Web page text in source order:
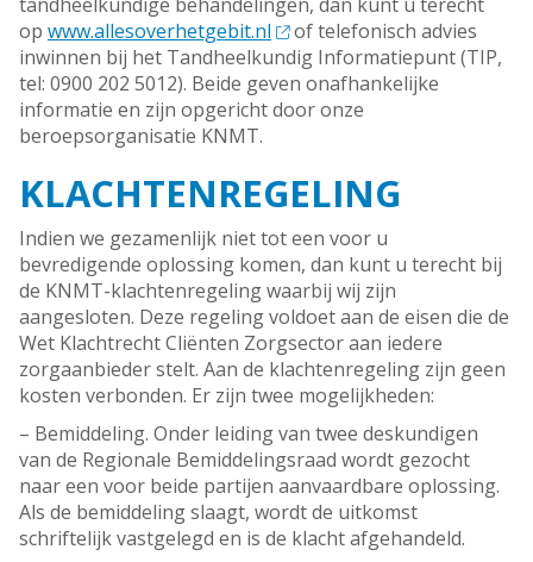
op www.allesoverhetgebit.nl
of telefonisch advies
inwinnen bij het Tandheelkundig Informatiepunt (TIP,
tel: 0900 202 5012). Beide geven onafhankelijke
informatie en zijn opgericht door onze
beroepsorganisatie KNMT.
KLACHTENREGELING
Indien we gezamenlijk niet tot een voor u
bevredigende oplossing komen, dan kunt u terecht bij
de KNMT-klachtenregeling waarbij wij zijn
aangesloten. Deze regeling voldoet aan de eisen die de
Wet Klachtrecht Cliënten Zorgsector aan iedere
zorgaanbieder stelt. Aan de klachtenregeling zijn geen
kosten verbonden. Er zijn twee mogelijkheden:
– Bemiddeling. Onder leiding van twee deskundigen
van de Regionale Bemiddelingsraad wordt gezocht
naar een voor beide partijen aanvaardbare oplossing.
Als de bemiddeling slaagt, wordt de uitkomst
schriftelijk vastgelegd en is de klacht afgehandeld.